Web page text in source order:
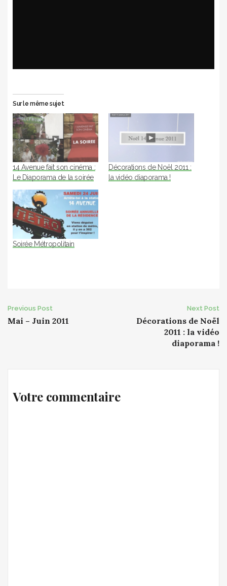
Sur le même sujet
14 Avenue fait son cinéma :
Le Diaporama de la soirée
Décorations de Noël 2011 :
la vidéo diaporama !
Soirée Métropolitain
Post
Previous Post
Mai – Juin 2011
Next Post
Décorations de Noël
2011 : la vidéo
diaporama !
Votre commentaire